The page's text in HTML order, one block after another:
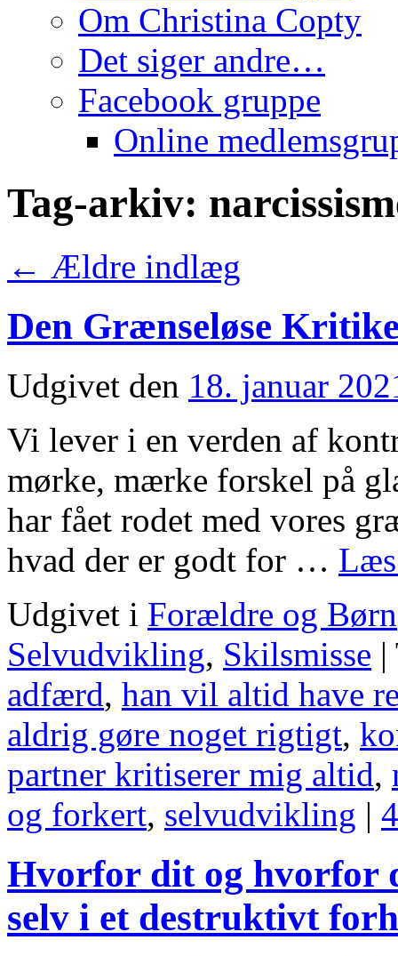
Om Christina Copty
Det siger andre…
Facebook gruppe
Online
Tag-arkiv:
← Ældre indlæg
Den Grænseløse
Udgivet den 18. januar
Vi lever i en verden af
mørke, mærke forskel på
har fået rodet med vores
hvad der er godt for …
Udgivet i Forældre og Børn
Selvudvikling, Skilsmisse |
adfærd, han vil altid have
aldrig gøre noget rigtigt,
partner kritiserer mig altid,
og forkert, selvudvikling |
Hvorfor dit og hvorfor
selv i et destruktivt